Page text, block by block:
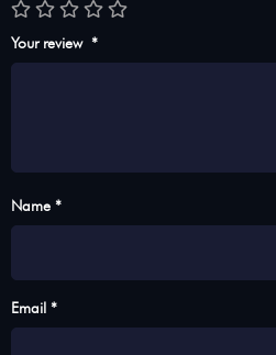
Your review *
Name *
Email *